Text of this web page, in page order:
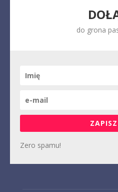
do grona
Zero spamu!